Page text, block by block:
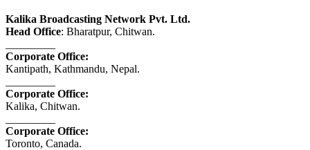
Kalika Broadcasting Network Pvt. Ltd.
Head Office: Bharatpur, Chitwan.
Corporate Office:
Kantipath, Kathmandu, Nepal.
Corporate Office:
Kalika, Chitwan.
Corporate Office:
Toronto, Canada.